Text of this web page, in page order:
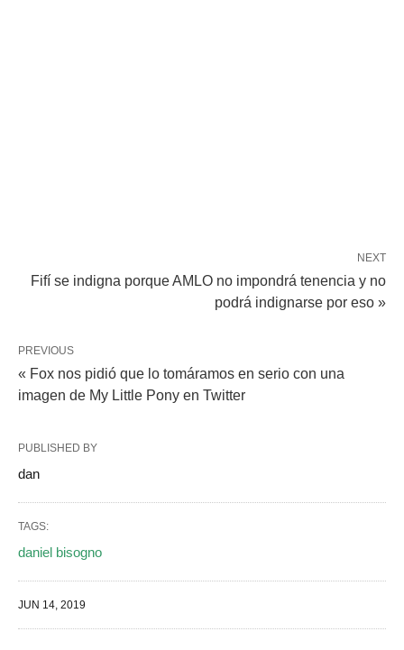
NEXT
Fifí se indigna porque AMLO no impondrá tenencia y no
podrá indignarse por eso »
PREVIOUS
« Fox nos pidió que lo tomáramos en serio con una
imagen de My Little Pony en Twitter
PUBLISHED BY
dan
TAGS:
daniel bisogno
JUN 14, 2019